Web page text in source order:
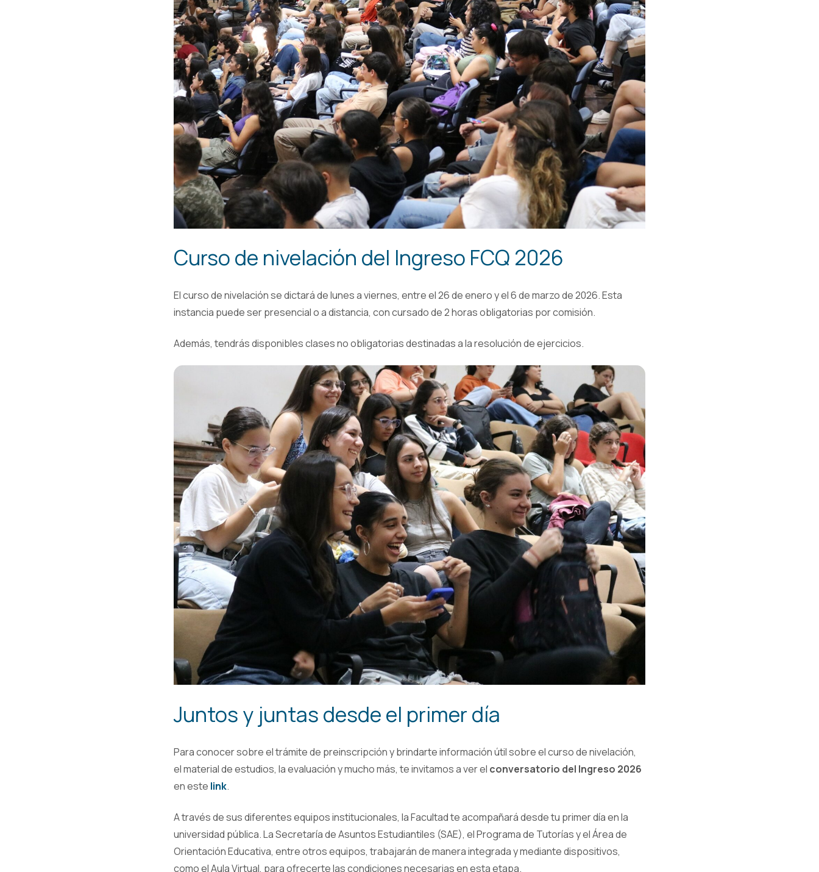
Curso de nivelación del Ingreso FCQ 2026
El curso de nivelación se dictará de lunes a viernes, entre el 26 de enero y el 6 de marzo de 2026. Esta
instancia puede ser presencial o a distancia, con cursado de 2 horas obligatorias por comisión.
Además, tendrás disponibles clases no obligatorias destinadas a la resolución de ejercicios.
Juntos y juntas desde el primer día
Para conocer sobre el trámite de preinscripción y brindarte información útil sobre el curso de nivelación,
el material de estudios, la evaluación y mucho más, te invitamos a ver el conversatorio del Ingreso 2026
en este link.
A través de sus diferentes equipos institucionales, la Facultad te acompañará desde tu primer día en la
universidad pública. La Secretaría de Asuntos Estudiantiles (SAE), el Programa de Tutorías y el Área de
Orientación Educativa, entre otros equipos, trabajarán de manera integrada y mediante dispositivos,
como el Aula Virtual, para ofrecerte las condiciones necesarias en esta etapa.